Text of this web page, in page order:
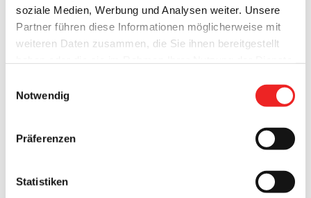
soziale Medien, Werbung und Analysen weiter. Unsere
Partner führen diese Informationen möglicherweise mit
weiteren Daten zusammen, die Sie ihnen bereitgestellt
werden auch bei der Auswahl von
gesetzt.
Notwendig
Präferenzen
Statistiken
Die Gemeinde Barßel sucht zum nächstmöglichen Zeitpunkt
Marketing, Kultur- und Öffentlichkeitsarbeit